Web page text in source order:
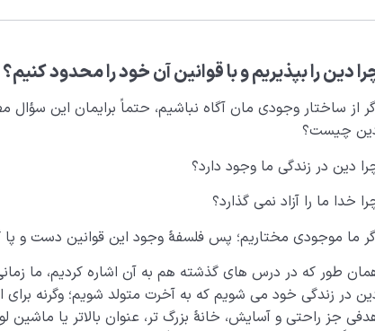
دین را بپذیریم و با قوانین آن خود را محدود کنیم؟
از ساختار وجودی مان آگاه نباشیم، حتماً برایمان این
چیست؟
دین در زندگی ما وجود دارد؟
خدا ما را آزاد نمی گذارد؟
ما موجودی مختاریم؛ پس فلسفۀ وجود این قوانین دست و
طور که در درس های گذشته هم به آن اشاره کردیم، ما
در زندگی خود می شویم که به آخرت متولد شویم؛ وگرنه
جز راحتی و آسایش، خانۀ بزرگ تر، عنوان بالاتر یا ماشین